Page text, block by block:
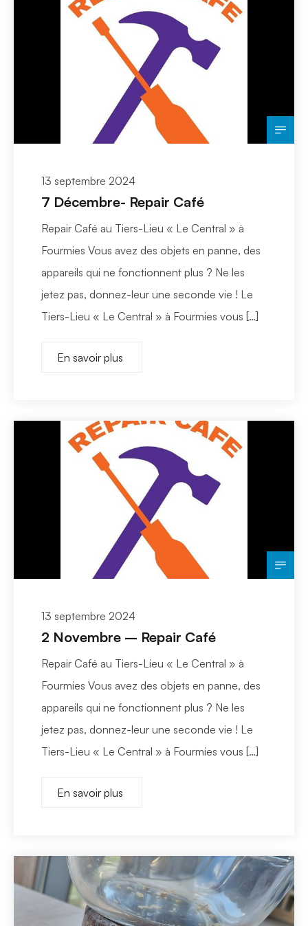
13 septembre 2024
7 Décembre- Repair Café
Repair Café au Tiers-Lieu « Le Central » à
Fourmies Vous avez des objets en panne, des
appareils qui ne fonctionnent plus ? Ne les
jetez pas, donnez-leur une seconde vie ! Le
Tiers-Lieu « Le Central » à Fourmies vous […]
En savoir plus
13 septembre 2024
2 Novembre – Repair Café
Repair Café au Tiers-Lieu « Le Central » à
Fourmies Vous avez des objets en panne, des
appareils qui ne fonctionnent plus ? Ne les
jetez pas, donnez-leur une seconde vie ! Le
Tiers-Lieu « Le Central » à Fourmies vous […]
En savoir plus